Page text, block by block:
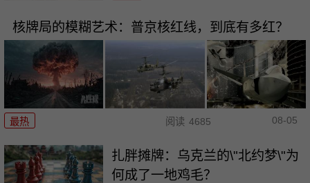
核牌局的模糊艺术：普京核红线，到底有多红？
最热 阅读 4685 08-05
扎胖摊牌：乌克兰的\"北约梦\"为
何成了一地鸡毛？